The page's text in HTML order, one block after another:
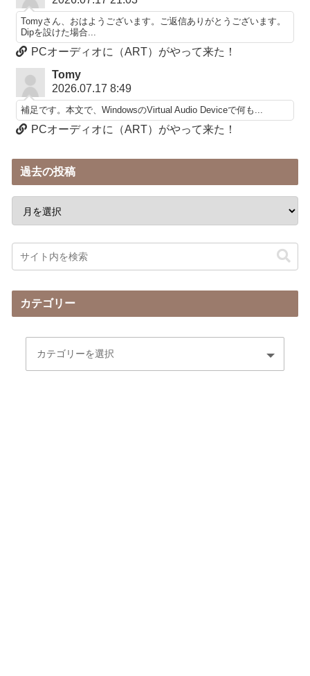
Tomyさん、おはようございます。ご返信ありがとうございます。
Dipを設けた場合...
PCオーディオに（ART）がやって来た！
Tomy
2026.07.17 8:49
補足です。本文で、WindowsのVirtual Audio Deviceで何も...
PCオーディオに（ART）がやって来た！
過去の投稿
カテゴリー